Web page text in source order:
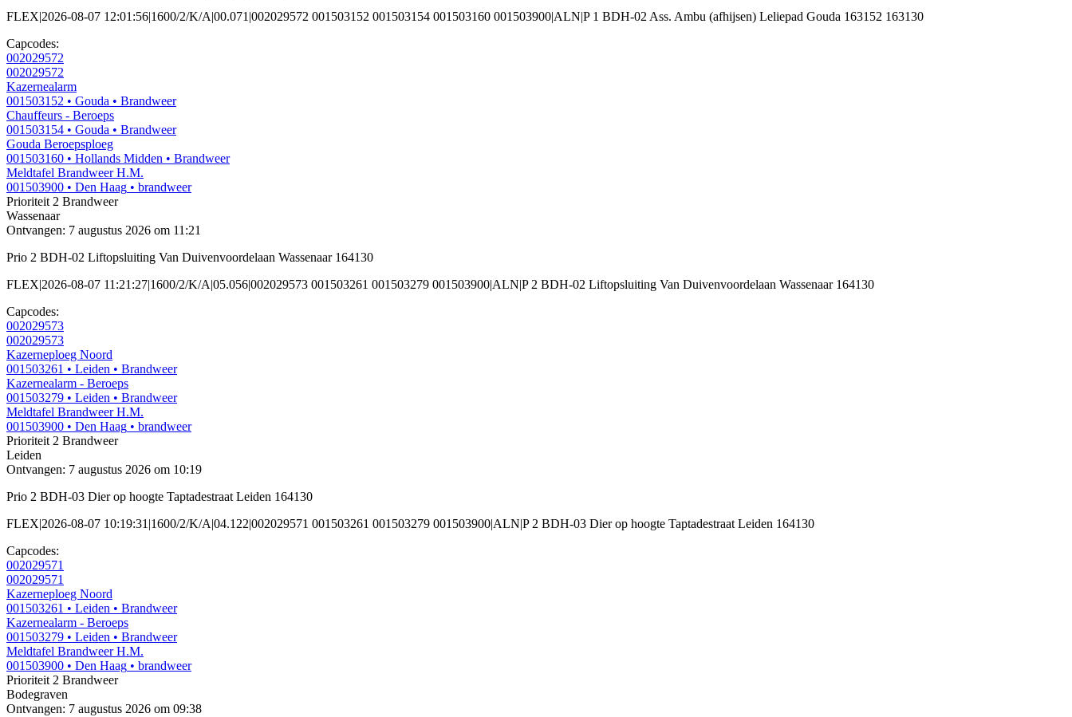
FLEX|2026-08-07 12:01:56|1600/2/K/A|00.071|002029572 001503152 001503154 001503160 001503900|ALN|P 1 BDH-02 Ass. Ambu (afhijsen) Leliepad Gouda 163152 163130
Capcodes:
002029572
002029572
Kazernealarm
001503152 • Gouda • Brandweer
Chauffeurs - Beroeps
001503154 • Gouda • Brandweer
Gouda Beroepsploeg
001503160 • Hollands Midden • Brandweer
Meldtafel Brandweer H.M.
001503900 • Den Haag • brandweer
Prioriteit 2 Brandweer
Wassenaar
Ontvangen: 7 augustus 2026 om 11:21
Prio 2 BDH-02 Liftopsluiting Van Duivenvoordelaan Wassenaar 164130
FLEX|2026-08-07 11:21:27|1600/2/K/A|05.056|002029573 001503261 001503279 001503900|ALN|P 2 BDH-02 Liftopsluiting Van Duivenvoordelaan Wassenaar 164130
Capcodes:
002029573
002029573
Kazerneploeg Noord
001503261 • Leiden • Brandweer
Kazernealarm - Beroeps
001503279 • Leiden • Brandweer
Meldtafel Brandweer H.M.
001503900 • Den Haag • brandweer
Prioriteit 2 Brandweer
Leiden
Ontvangen: 7 augustus 2026 om 10:19
Prio 2 BDH-03 Dier op hoogte Taptadestraat Leiden 164130
FLEX|2026-08-07 10:19:31|1600/2/K/A|04.122|002029571 001503261 001503279 001503900|ALN|P 2 BDH-03 Dier op hoogte Taptadestraat Leiden 164130
Capcodes:
002029571
002029571
Kazerneploeg Noord
001503261 • Leiden • Brandweer
Kazernealarm - Beroeps
001503279 • Leiden • Brandweer
Meldtafel Brandweer H.M.
001503900 • Den Haag • brandweer
Prioriteit 2 Brandweer
Bodegraven
Ontvangen: 7 augustus 2026 om 09:38